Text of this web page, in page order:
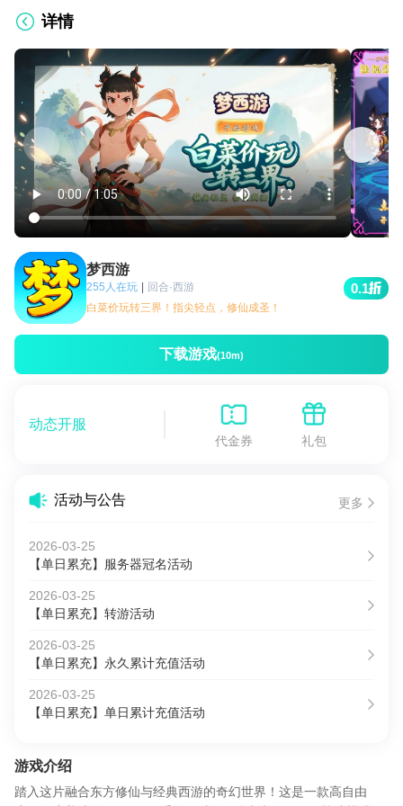
详情
梦西游
255人在玩 | 回合·西游
白菜价玩转三界！指尖轻点，修仙成圣！
0.1
下载游戏(10m)
动态开服
代金券 礼包
活动与公告 更多
2026-03-25
【单日累充】服务器冠名活动
2026-03-25
【单日累充】转游活动
2026-03-25
【单日累充】永久累计充值活动
2026-03-25
【单日累充】单日累计充值活动
游戏介绍
踏入这片融合东方修仙与经典西游的奇幻世界！这是一款高自由